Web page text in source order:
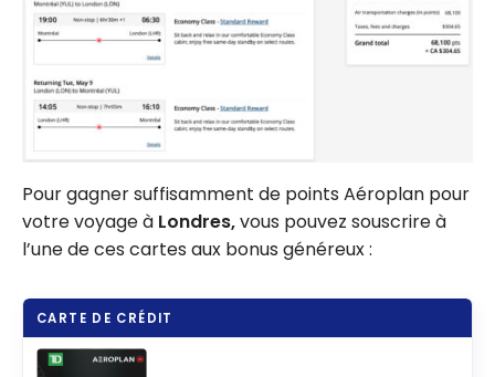
Pour gagner suffisamment de points Aéroplan pour
votre voyage à Londres,vous pouvez souscrire à
l’une de ces cartes aux bonus généreux :
CARTE DE CRÉDIT